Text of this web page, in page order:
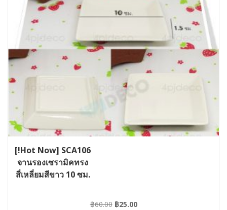
[!Hot Now] SCA106
จานรองเซรามิคทรง
สี่เหลี่ยมสีขาว 10 ซม.
฿60.00 Original
฿25.00Current